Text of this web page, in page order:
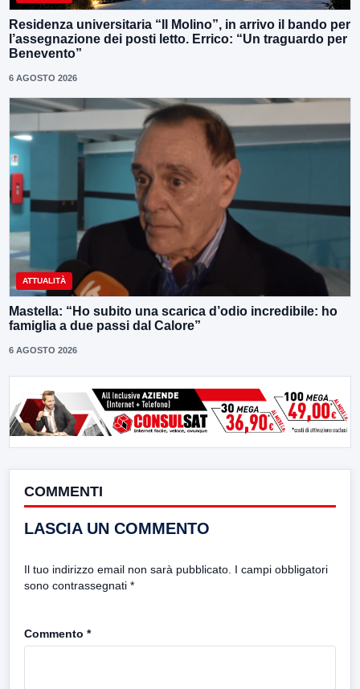
Residenza universitaria “Il Molino”, in arrivo il bando per
l’assegnazione dei posti letto. Errico: “Un traguardo per
Benevento”
6 AGOSTO 2026
ATTUALITÀ
Mastella: “Ho subito una scarica d’odio incredibile: ho
famiglia a due passi dal Calore”
6 AGOSTO 2026
COMMENTI
LASCIA UN COMMENTO
Il tuo indirizzo email non sarà pubblicato. I campi obbligatori
sono contrassegnati *
Commento *